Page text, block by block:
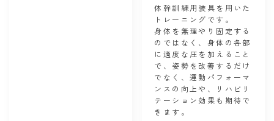
体幹訓練用装具を用いた
トレーニングです。
身体を無理やり固定する
のではなく、身体の各部
に適度な圧を加えること
で、姿勢を改善するだけ
でなく、運動パフォーマ
ンスの向上や、リハビリ
テーション効果も期待で
きます。